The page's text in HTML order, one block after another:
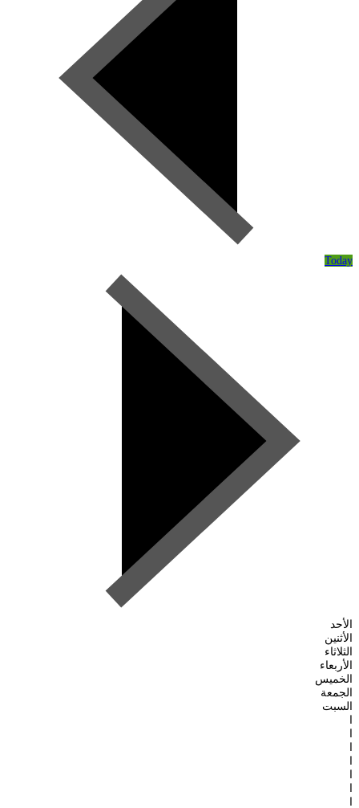
Today
الأحد
الأثنين
الثلاثاء
الأربعاء
الخميس
الجمعة
السبت